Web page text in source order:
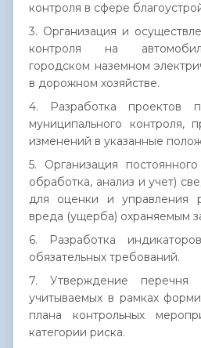
контроля в сфере
3. Организация и
контроля на
городском наземном
в дорожном хозяйстве.
4. Разработка проектов
муниципального контроля,
изменений в указанные
5. Организация
обработка, анализ и учет)
для оценки и управления
вреда (ущерба) охраняемым
6. Разработка
обязательных требований.
7. Утверждение перечня
учитываемых в рамках
плана контрольных
категории риска.